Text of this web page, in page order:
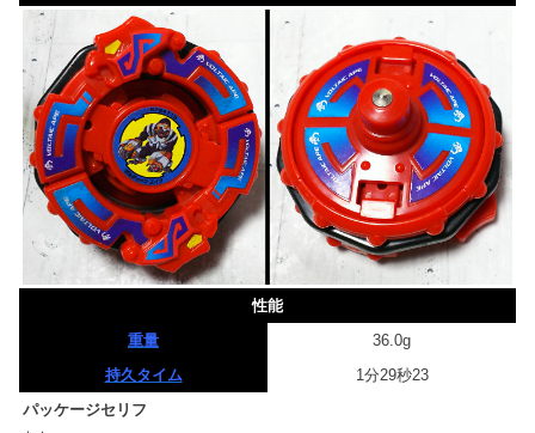
性能
重量
36.0g
持久タイム
1分29秒23
パッケージセリフ